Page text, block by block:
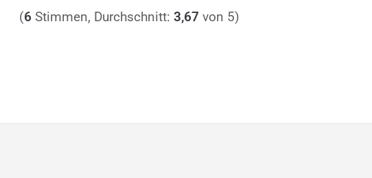
(6 Stimmen, Durchschnitt: 3,67 von 5)